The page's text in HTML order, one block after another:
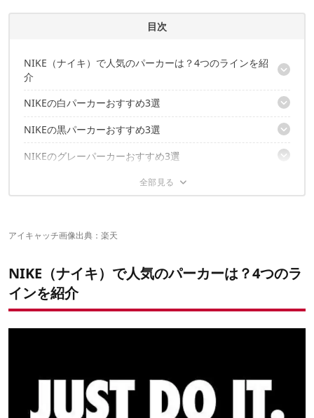
目次
NIKE（ナイキ）で人気のパーカーは？4つのラインを紹
介
F.C.R.B. × NIKEのコラボパーカー
【エフシーレアルブリストル × ナイキ プルオーバー スター フー
ディ】
NIKE THERMA-FITを使用したパーカー
【トレーニングにも最適！ ナイキ サーマフィット カモ ロゴ フー
【シンプルで使いやすい！ ナイキ サーマフィット PO フーディ】
NIKE SBパーカー
【カンガルーポケットが便利！ ナイキ SB エヴァレット リペル フ
ーディ】
【暖かく動きやすい！ ナイキ SB アイコン フルジップ】
NIKEの白パーカーおすすめ3選
【1着は持っていたい！ ナイキ ロゴパーカー ホワイト クラブ プ
【AIRMAXプリントがかっこいい！ ナイキ フルジップ エア マッ
NIKEの黒パーカーおすすめ3選
【吸汗機能でさらさらキープ。 ナイキ ドライフィット エリート
【オールシーズンで活躍！ ナイキ クラブ フレンチテリー フルジ
ィ】
NIKEのグレーパーカーおすすめ3選
【絶妙な配色。 ナイキ スウィッシュ ロゴ入り アーカイブ フード
ー フリース フーディ】
【人気のSBシリーズ。 ナイキ SB アイコン フルジップ フーデ
あなたのお気に入りは見つかりましたか？
アイキャッチ画像出典： 楽天
NIKE（ナイキ）で人気のパーカーは？4つのラ
インを紹介